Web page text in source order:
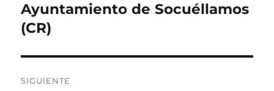
Ayuntamiento de Socuéllamos
(CR)
SIGUIENTE